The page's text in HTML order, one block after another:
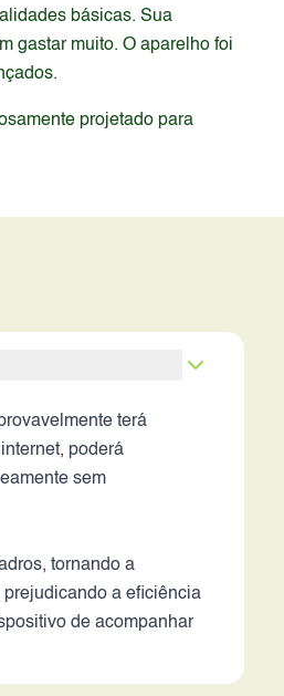
básicas. Sua
gastar muito. O aparelho foi
projetado para
terá
poderá
sem
tornando a
a eficiência
de acompanhar